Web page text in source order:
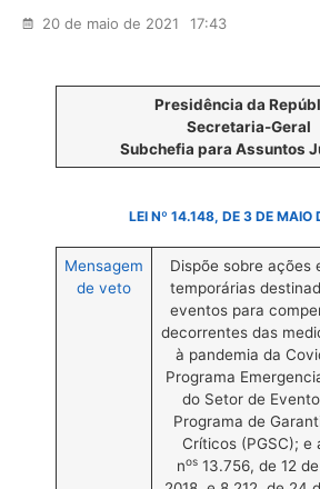
20 de maio de 2021 17:43
Presidência da
Secretaria-Geral
Subchefia para Assuntos
LEI Nº 14.148, DE 3 DE MAIO
Mensagem
de veto
Dispõe sobre ações
temporárias
eventos para
decorrentes das
à pandemia da
Programa
do Setor de
Programa de
Críticos (PGSC); e
nos 13.756, de 12